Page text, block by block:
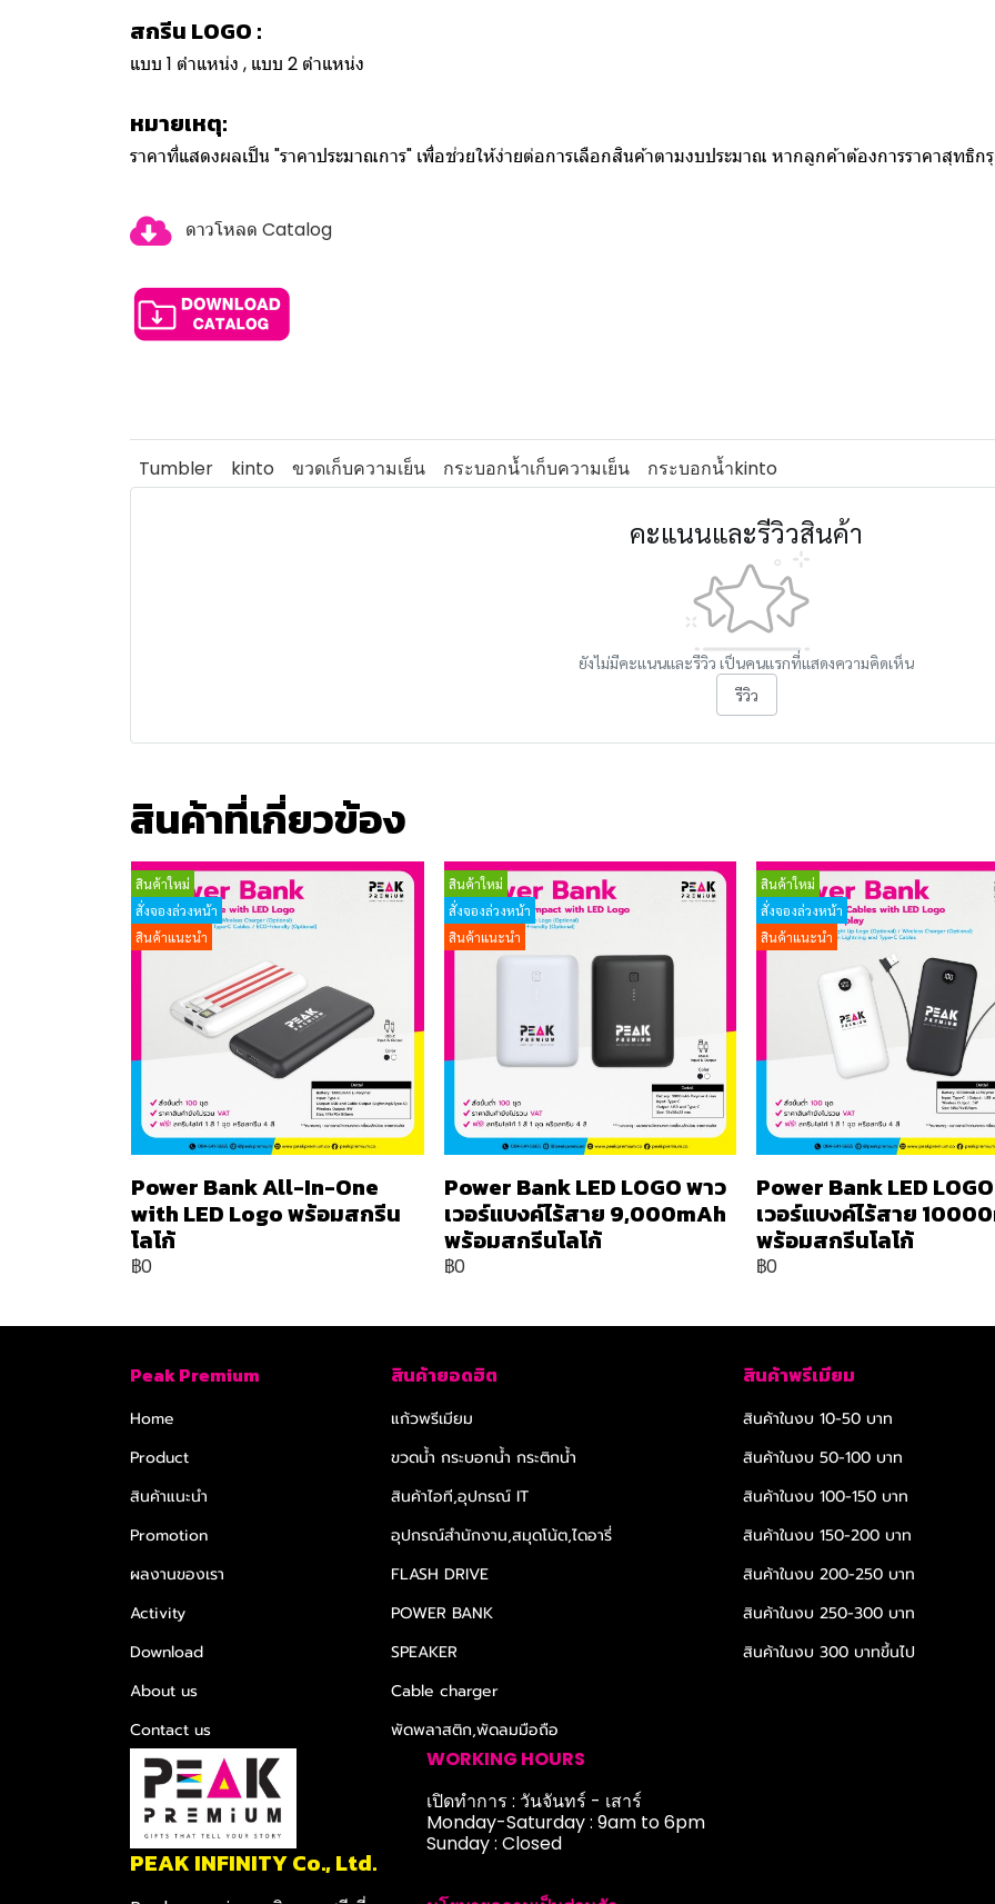
สกรีน LOGO :
แบบ 1 ตำแหน่ง , แบบ 2 ตำแหน่ง
หมายเหตุ:
ราคาที่แสดงผลเป็น "ราคาประมาณการ" เพื่อช่วยให้ง่ายต่อการเลือกสินค้าตามงบประมาณ หากลูกค้าต้องการราคาสุทธิ
ดาวโหลด Catalog
Tumbler kinto ขวดเก็บความเย็น กระบอกน้ำเก็บความเย็น กระบอกน้ำkinto
คะแนนและรีวิวสินค้า
ยังไม่มีคะแนนและรีวิว เป็นคนแรกที่แสดงความคิดเห็น
รีวิว
สินค้าที่เกี่ยวข้อง
สินค้าใหม่
สั่งจองล่วงหน้า
สินค้าแนะนำ
Power Bank All-In-One
with LED Logo พร้อมสกรีน
โลโก้
฿0
สินค้าใหม่
สั่งจองล่วงหน้า
สินค้าแนะนำ
Power Bank LED LOGO พาว
เวอร์แบงค์ไร้สาย 9,000mAh
พร้อมสกรีนโลโก้
฿0
สินค้าใหม่
สั่งจองล่วงหน้า
สินค้าแนะนำ
Power Bank LED
เวอร์แบงค์ไร้สาย
พร้อมสกรีนโลโก้
฿0
Peak Premium
Home
Product
สินค้าแนะนำ
Promotion
ผลงานของเรา
Activity
Download
About us
Contact us
สินค้ายอดฮิต
แก้วพรีเมียม
ขวดน้ำ กระบอกน้ำ กระติกน้ำ
สินค้าไอที,อุปกรณ์ IT
อุปกรณ์สำนักงาน,สมุดโน้ต,ไดอารี่
FLASH DRIVE
POWER BANK
SPEAKER
Cable charger
พัดพลาสติก,พัดลมมือถือ
สินค้าพรีเมียม
สินค้าในงบ 10-50 บาท
สินค้าในงบ 50-100 บาท
สินค้าในงบ 100-150 บาท
สินค้าในงบ 150-200 บาท
สินค้าในงบ 200-250 บาท
สินค้าในงบ 250-300 บาท
สินค้าในงบ 300 บาทขึ้นไป
PEAK INFINITY Co., Ltd.
WORKING HOURS
เปิดทำการ : วันจันทร์ - เสาร์
Monday-Saturday : 9am to 6pm
Sunday : Closed